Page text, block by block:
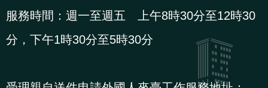
服務時間：週一至週五 上午8時30分至12時30
分，下午1時30分至5時30分